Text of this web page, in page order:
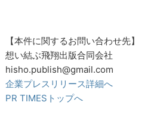
【本件に関するお問い合わせ先】
想い結ぶ飛翔出版合同会社
hisho.publish@gmail.com
企業プレスリリース詳細へ
PR TIMESトップへ